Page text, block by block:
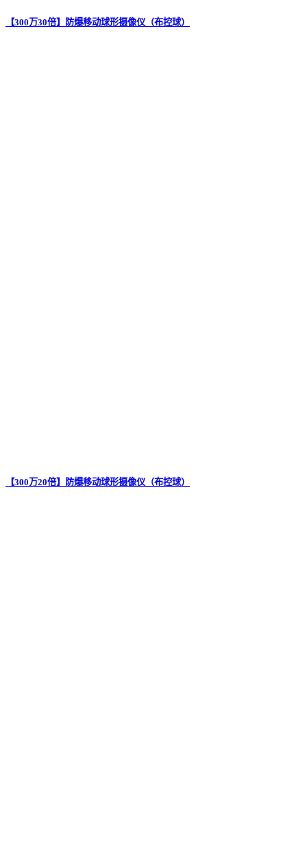
【300万30倍】防爆移动球形摄像仪（布控球）
【300万20倍】防爆移动球形摄像仪（布控球）